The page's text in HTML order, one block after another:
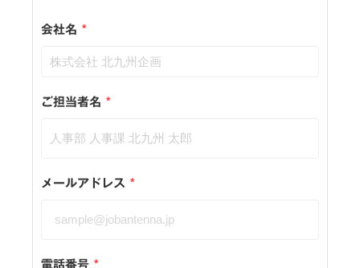
会社名 *
ご担当者名 *
メールアドレス *